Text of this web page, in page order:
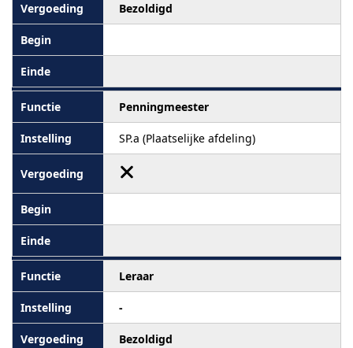
Bezoldigd
Penningmeester
SP.a (Plaatselijke afdeling)
Leraar
-
Bezoldigd